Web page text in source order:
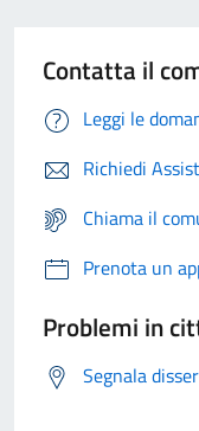
Contatta il
Leggi le
Richiedi
Chiama il
Prenota un
Problemi in
Segnala